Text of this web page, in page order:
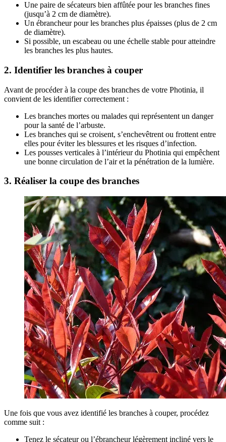
Une paire de sécateurs bien affûtée pour les branches fines
(jusqu’à 2 cm de diamètre).
Un ébrancheur pour les branches plus épaisses (plus de 2 cm
de diamètre).
Si possible, un escabeau ou une échelle stable pour atteindre
les branches les plus hautes.
2. Identifier les branches à couper
Avant de procéder à la coupe des branches de votre Photinia, il
convient de les identifier correctement :
Les branches mortes ou malades qui représentent un danger
pour la santé de l’arbuste.
Les branches qui se croisent, s’enchevêtrent ou frottent entre
elles pour éviter les blessures et les risques d’infection.
Les pousses verticales à l’intérieur du Photinia qui empêchent
une bonne circulation de l’air et la pénétration de la lumière.
3. Réaliser la coupe des branches
Une fois que vous avez identifié les branches à couper, procédez
comme suit :
Tenez le sécateur ou l’ébrancheur légèrement incliné vers le